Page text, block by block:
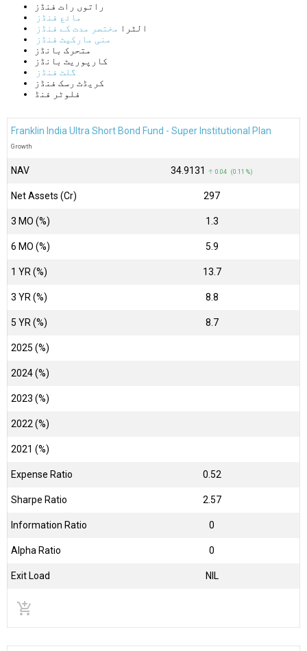
راتوں رات فنڈز
مائع فنڈز
الٹرا مختصر مدت کے فنڈز
منی مارکیٹ فنڈز
متحرک بانڈز
کارپوریٹ بانڈز
گلٹ فنڈز
کریڈٹ رسک فنڈز
فلوٹر فنڈ
Franklin India Ultra Short Bond Fund - Super Institutional Plan
Growth
NAV ₹34.9131 ↑ 0.04 (0.11 %)
Net Assets (Cr) ₹297
3 MO (%) 1.3
6 MO (%) 5.9
1 YR (%) 13.7
3 YR (%) 8.8
5 YR (%) 8.7
2025 (%)
2024 (%)
2023 (%)
2022 (%)
2021 (%)
Expense Ratio 0.52
Sharpe Ratio 2.57
Information Ratio 0
Alpha Ratio 0
Exit Load NIL
add_shopping_cart